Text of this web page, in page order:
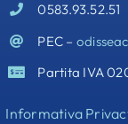
0583.93.52.51
PEC –
Partita IVA
Informativa